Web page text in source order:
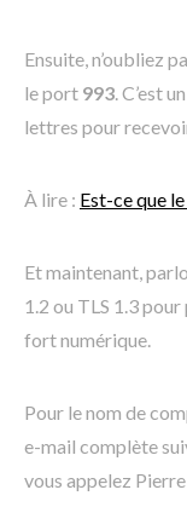
Ensuite, n’oubliez
le port 993. C’est
lettres pour
À lire : Est-ce que
Et maintenant,
1.2 ou TLS 1.3
fort numérique.
Pour le nom de
e-mail complète
vous appelez